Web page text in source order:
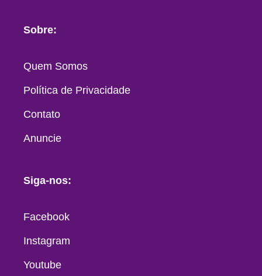
Sobre:
Quem Somos
Política de Privacidade
Contato
Anuncie
Siga-nos:
Facebook
Instagram
Youtube